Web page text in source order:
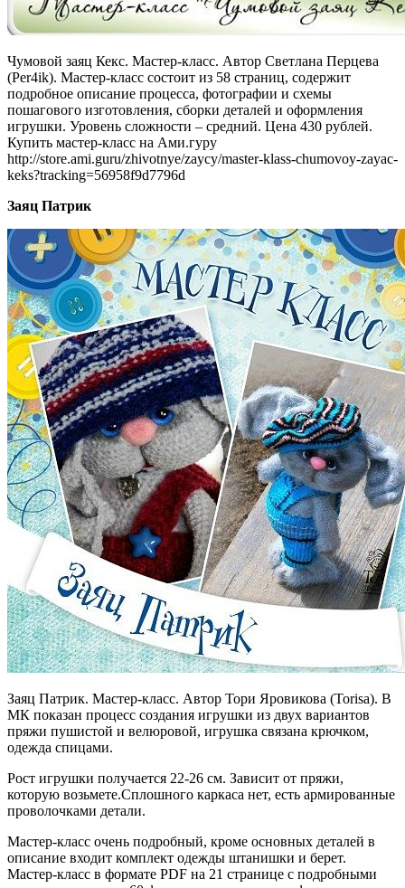
Чумовой заяц Кекс. Мастер-класс. Автор Светлана Перцева
(Per4ik). Мастер-класс состоит из 58 страниц, содержит
подробное описание процесса, фотографии и схемы
пошагового изготовления, сборки деталей и оформления
игрушки. Уровень сложности – средний. Цена 430 рублей.
Купить мастер-класс на Ами.гуру
http://store.ami.guru/zhivotnye/zaycy/master-klass-chumovoy-zayac-
keks?tracking=56958f9d7796d
Заяц Патрик
Заяц Патрик. Мастер-класс. Автор Тори Яровикова (Torisa). В
МК показан процесс создания игрушки из двух вариантов
пряжи пушистой и велюровой, игрушка связана крючком,
одежда спицами.
Рост игрушки получается 22-26 см. Зависит от пряжи,
которую возьмете.Сплошного каркаса нет, есть армированные
проволочками детали.
Мастер-класс очень подробный, кроме основных деталей в
описание входит комплект одежды штанишки и берет.
Мастер-класс в формате PDF на 21 странице с подробными